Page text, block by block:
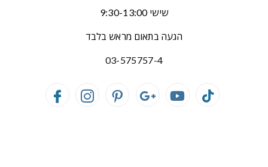
שישי 9:30-13:00
הגעה בתאום מראש בלבד
03-575757-4